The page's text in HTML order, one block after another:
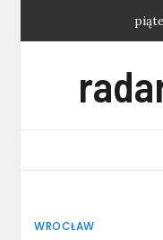
WROCŁAW